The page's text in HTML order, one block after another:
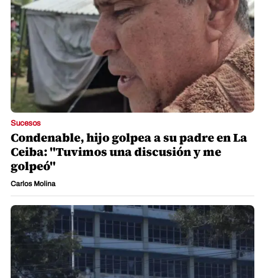
Sucesos
Condenable, hijo golpea a su padre en La
Ceiba: "Tuvimos una discusión y me
golpeó"
Carlos Molina